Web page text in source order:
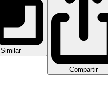
Similar
Compartir